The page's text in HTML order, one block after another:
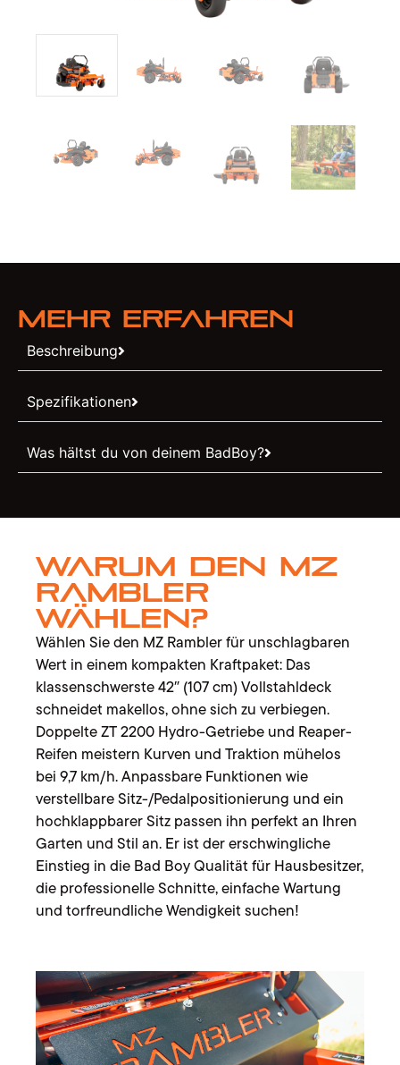
Mehr erfahren
Beschreibung
Spezifikationen
Was hältst du von deinem BadBoy?
Warum den MZ
Rambler
wählen?
Wählen Sie den MZ Rambler für unschlagbaren
Wert in einem kompakten Kraftpaket: Das
klassenschwerste 42″ (107 cm) Vollstahldeck
schneidet makellos, ohne sich zu verbiegen.
Doppelte ZT 2200 Hydro-Getriebe und Reaper-
Reifen meistern Kurven und Traktion mühelos
bei 9,7 km/h. Anpassbare Funktionen wie
verstellbare Sitz-/Pedalpositionierung und ein
hochklappbarer Sitz passen ihn perfekt an Ihren
Garten und Stil an. Er ist der erschwingliche
Einstieg in die Bad Boy Qualität für Hausbesitzer,
die professionelle Schnitte, einfache Wartung
und torfreundliche Wendigkeit suchen!